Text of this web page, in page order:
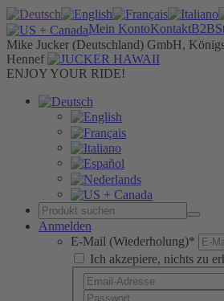
Mein KontoKontaktB2B
Mike Jucker (Deutschland) GmbH,
Hennef
ENJOY YOUR RIDE!
Anmelden
E-Mail (Wiederholung)*
Ich akzepiere, nichts zu